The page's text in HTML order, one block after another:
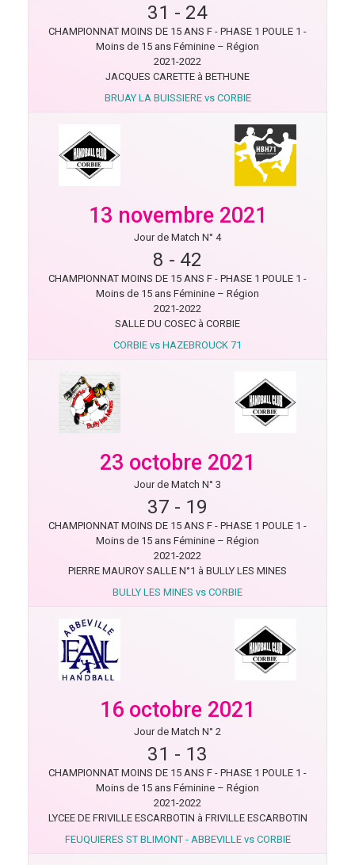
31 - 24
CHAMPIONNAT MOINS DE 15 ANS F - PHASE 1 POULE 1 -
Moins de 15 ans Féminine – Région
2021-2022
JACQUES CARETTE à BETHUNE
BRUAY LA BUISSIERE vs CORBIE
13 novembre 2021
Jour de Match N° 4
8 - 42
CHAMPIONNAT MOINS DE 15 ANS F - PHASE 1 POULE 1 -
Moins de 15 ans Féminine – Région
2021-2022
SALLE DU COSEC à CORBIE
CORBIE vs HAZEBROUCK 71
23 octobre 2021
Jour de Match N° 3
37 - 19
CHAMPIONNAT MOINS DE 15 ANS F - PHASE 1 POULE 1 -
Moins de 15 ans Féminine – Région
2021-2022
PIERRE MAUROY SALLE N°1 à BULLY LES MINES
BULLY LES MINES vs CORBIE
16 octobre 2021
Jour de Match N° 2
31 - 13
CHAMPIONNAT MOINS DE 15 ANS F - PHASE 1 POULE 1 -
Moins de 15 ans Féminine – Région
2021-2022
LYCEE DE FRIVILLE ESCARBOTIN à FRIVILLE ESCARBOTIN
FEUQUIERES ST BLIMONT - ABBEVILLE vs CORBIE